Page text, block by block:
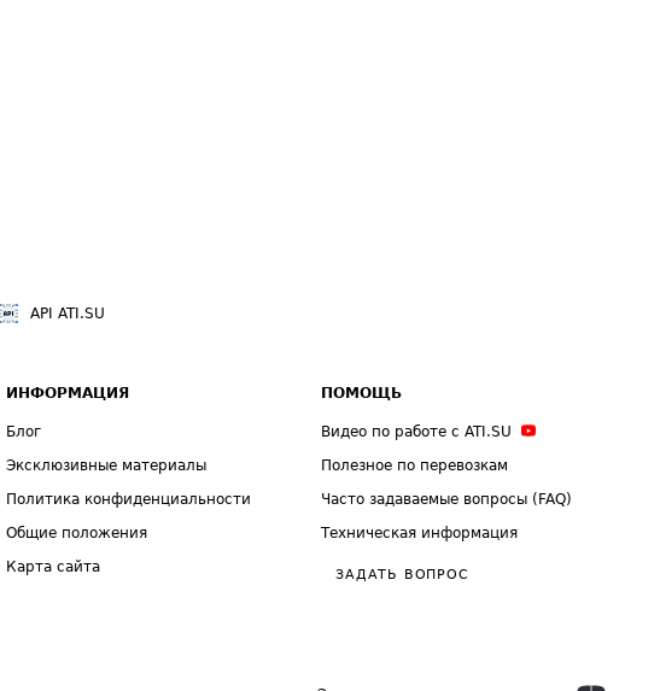
API ATI.SU
ИНФОРМАЦИЯ
Блог
Эксклюзивные материалы
Политика конфиденциальности
Общие положения
Карта сайта
ПОМОЩЬ
Видео по работе с ATI.SU
Полезное по перевозкам
Часто задаваемые вопросы (FAQ)
Техническая информация
ЗАДАТЬ ВОПРОС